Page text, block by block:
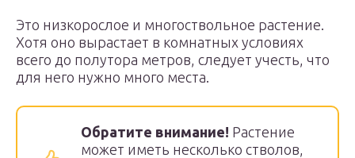
Это низкорослое и многоствольное растение.
Хотя оно вырастает в комнатных условиях
всего до полутора метров, следует учесть, что
для него нужно много места.
Обратите внимание! Растение
может иметь несколько стволов,